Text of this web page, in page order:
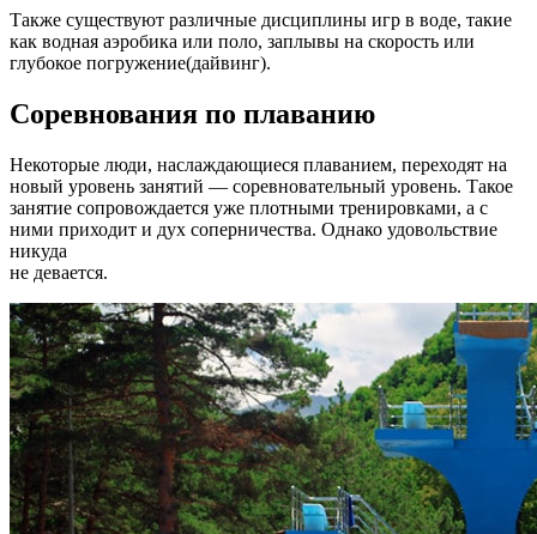
Также существуют различные дисциплины игр в воде, такие
как водная аэробика или поло, заплывы на скорость или
глубокое погружение(дайвинг).
Соревнования по плаванию
Некоторые люди, наслаждающиеся плаванием, переходят на
новый уровень занятий — соревновательный уровень. Такое
занятие сопровождается уже плотными тренировками, а с
ними приходит и дух соперничества. Однако удовольствие
никуда
не девается.